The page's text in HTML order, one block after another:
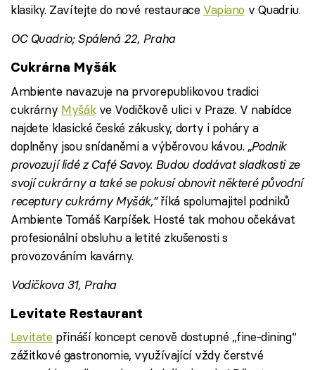
klasiky. Zavítejte do nové restaurace Vapiano v Quadriu.
OC Quadrio; Spálená 22, Praha
Cukrárna Myšák
Ambiente navazuje na prvorepublikovou tradici
cukrárny Myšákve Vodičkově ulici v Praze. V nabídce
najdete klasické české zákusky, dorty i poháry a
doplněny jsou snídaněmi a výběrovou kávou. „Podnik
provozují lidé z Café Savoy. Budou dodávat sladkosti ze
svojí cukrárny a také se pokusí obnovit některé původní
receptury cukrárny Myšák,”říká spolumajitel podniků
Ambiente Tomáš Karpíšek. Hosté tak mohou očekávat
profesionální obsluhu a letité zkušenosti s
provozováním kavárny.
Vodičkova 31, Praha
Levitate Restaurant
Levitatepřináší koncept cenově dostupné „fine-dining“
zážitkové gastronomie, využívající vždy čerstvé